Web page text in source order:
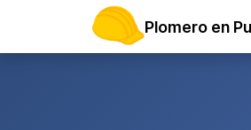
Plomero en